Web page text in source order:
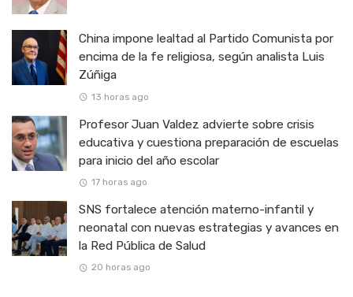
China impone lealtad al Partido Comunista por
encima de la fe religiosa, según analista Luis
Zúñiga
13 horas ago
Profesor Juan Valdez advierte sobre crisis
educativa y cuestiona preparación de escuelas
para inicio del año escolar
17 horas ago
SNS fortalece atención materno-infantil y
neonatal con nuevas estrategias y avances en
la Red Pública de Salud
20 horas ago